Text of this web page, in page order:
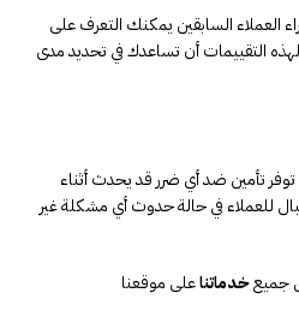
العملاء السابقين يمكنك التعرف على
التقييمات أن تساعدك في تحديد مدى
تأمين ضد أي ضرر قد يحدث أثناء
للعملاء في حالة حدوث أي مشكلة غير
جميعخدماتناعلى موقعنا